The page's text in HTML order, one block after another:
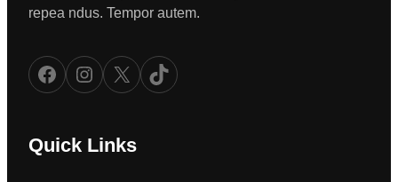
repea ndus. Tempor autem.
Facebook Instagram X TikTok
Quick Links